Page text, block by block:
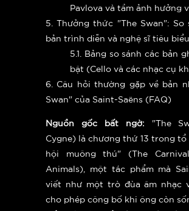
Pavlova và tầm ảnh hưởng
5. Thưởng thức "The Swan": So
bản trình diễn và nghệ sĩ tiêu biểu
5.1. Bảng so sánh các bản
bật (Cello và các nhạc cụ
6. Câu hỏi thường gặp về bản
Swan" của Saint-Saëns (FAQ)
Nguồn gốc bất ngờ: "The
Cygne) là chương thứ 13 trong tổ
hội muông thú" (The
Animals), một tác phẩm mà
viết như một trò đùa âm nhạc
cho phép công bố khi ông còn